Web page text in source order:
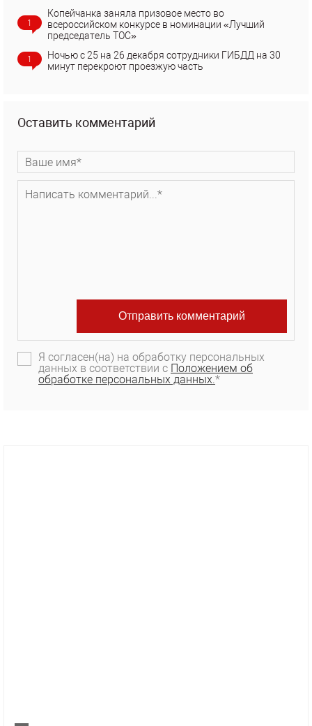
1
Копейчанка заняла призовое место во
всероссийском конкурсе в номинации «Лучший
председатель ТОС»
1
Ночью с 25 на 26 декабря сотрудники ГИБДД на 30
минут перекроют проезжую часть
Оставить комментарий
Я согласен(на) на обработку персональных
данных в соответствии с Положением об
обработке персональных данных.*